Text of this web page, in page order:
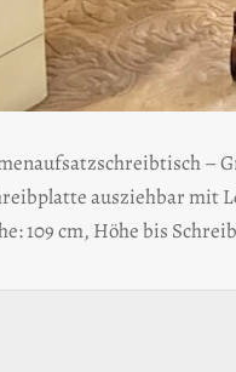
–
ausziehbar mit
109 cm, Höhe bis